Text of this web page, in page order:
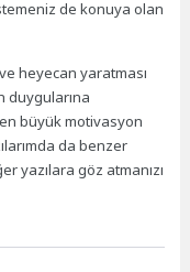
de konuya olan
heyecan yaratması
duygularına
büyük motivasyon
da benzer
yazılara göz atmanızı